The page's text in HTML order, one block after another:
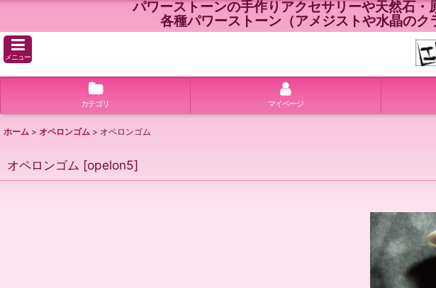
パワーストーンの手作りアクセサリーや天然石
各種パワーストーン（アメジストや水晶のク
メニュー
カテゴリ マイページ
ホーム > オペロンゴム > オペロンゴム
オペロンゴム [opelon5]